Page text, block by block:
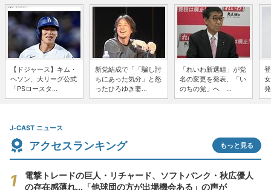
【ドジャース】キム・
ヘソン、大リーグ公式
「PSロースタ...
新党結成で「「騙し討
ちにあった気分」と怒
ったひろゆき妻...
「れいわ新選組」が党
名の変更を発表、「い
のちの党」へ ...
J-CAST ニュース
アクセスランキング もっと見る
電撃トレードの巨人・リチャード、ソフトバンク・秋広優人
の存在感薄れ...「他球団の方が出場機会ある」の声が